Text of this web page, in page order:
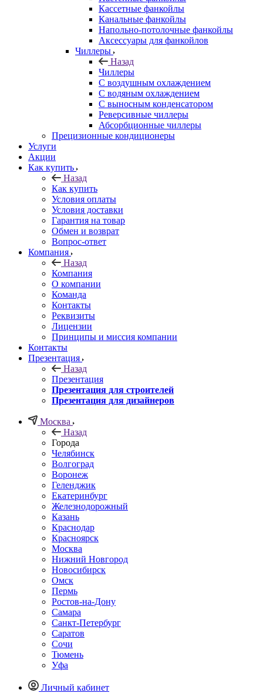
Кассетные фанкойлы
Канальные фанкойлы
Напольно-потолочные фанкойлы
Аксессуары для фанкойлов
Чиллеры
Назад
Чиллеры
С воздушным охлаждением
С водяным охлаждением
С выносным конденсатором
Реверсивные чиллеры
Абсорбционные чиллеры
Прецизионные кондиционеры
Услуги
Акции
Как купить
Назад
Как купить
Условия оплаты
Условия доставки
Гарантия на товар
Обмен и возврат
Вопрос-ответ
Компания
Назад
Компания
О компании
Команда
Контакты
Реквизиты
Лицензии
Принципы и миссия компании
Контакты
Презентация
Назад
Презентация
Презентация для строителей
Презентация для дизайнеров
Москва
Назад
Города
Челябинск
Волгоград
Воронеж
Геленджик
Екатеринбург
Железнодорожный
Казань
Краснодар
Красноярск
Москва
Нижний Новгород
Новосибирск
Омск
Пермь
Ростов-на-Дону
Самара
Санкт-Петербург
Саратов
Сочи
Тюмень
Уфа
Личный кабинет